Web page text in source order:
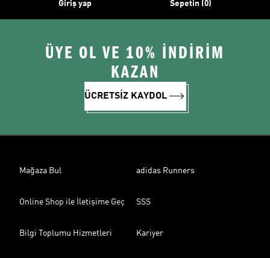
Giriş yap Sepetin (0)
ÜYE OL VE 10% İNDİRİM
KAZAN
ÜCRETSİZ KAYDOL
Mağaza Bul adidas Runners
Online Shop ile İletişime Geç SSS
Bilgi Toplumu Hizmetleri Kariyer